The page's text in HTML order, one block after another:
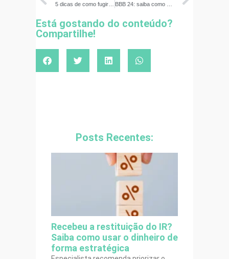
5 dicas de como fugir de golpes e riscos de antecipar a restituição do Imposto de Renda
Está gostando do conteúdo?
Compartilhe!
Posts Recentes:
Recebeu a restituição do IR?
Saiba como usar o dinheiro de
forma estratégica